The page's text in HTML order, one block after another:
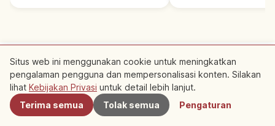
Terdekat
Ketentuan Layanan Kebijakan Privasi Pengaturan Cookie
Situs web ini menggunakan cookie untuk meningkatkan
pengalaman pengguna dan mempersonalisasi konten. Silakan
lihat Kebijakan Privasi untuk detail lebih lanjut.
Terima semua
Tolak semua Pengaturan